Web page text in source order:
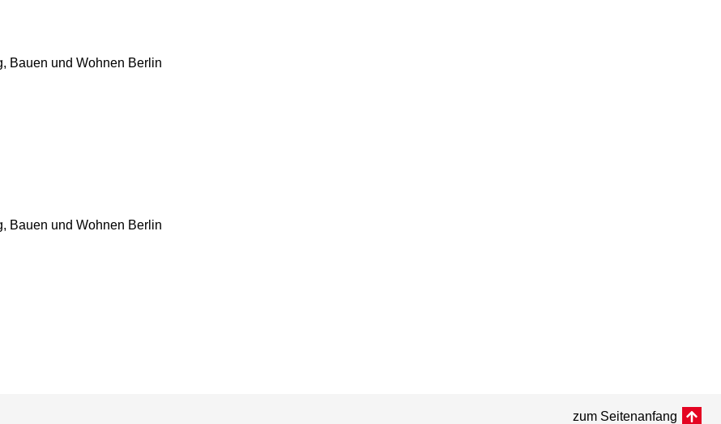
Bauen und Wohnen Berlin
Bauen und Wohnen Berlin
zum Seitenanfang